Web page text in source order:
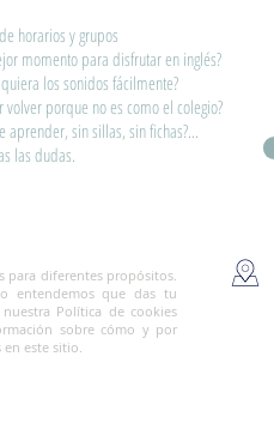
horarios y grupos
momento para disfrutar en inglés?
los sonidos fácilmente?
volver porque no es como el colegio?
aprender, sin sillas, sin fichas?...
las dudas.
para diferentes propósitos.
entendemos que das tu
Política de cookies
sobre cómo y por
en este sitio.